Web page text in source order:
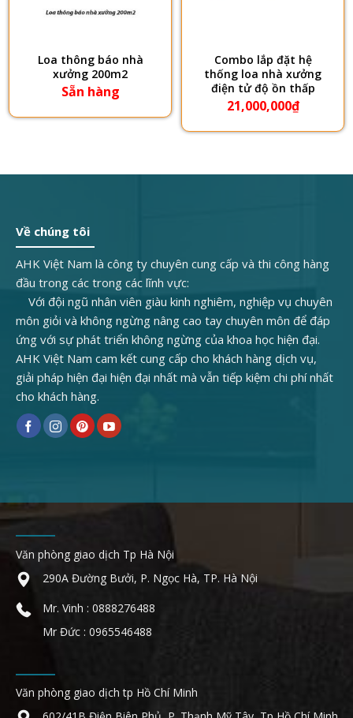
Loa thông báo nhà
xưởng 200m2
Sẵn hàng
Combo lắp đặt hệ
thống loa nhà xưởng
điện tử độ ồn thấp
21,000,000₫
Về chúng tôi
AHK Việt Nam là công ty chuyên cung cấp và thi công hàng
đầu trong các trong các lĩnh vực:
Với đội ngũ nhân viên giàu kinh nghiêm, nghiệp vụ chuyên
môn giỏi và không ngừng nâng cao tay chuyên môn để đáp
ứng với sự phát triển không ngừng của khoa học hiện đại.
AHK Việt Nam cam kết cung cấp cho khách hàng dịch vụ,
giải pháp hiện đại hiện đại nhất mà vẫn tiếp kiệm chi phí nhất
cho khách hàng.
Văn phòng giao dịch Tp Hà Nội
290A Đường Bưởi, P. Ngọc Hà, TP. Hà Nội
Mr. Vinh : 0888276488
Mr Đức : 0965546488
Văn phòng giao dịch tp Hồ Chí Minh